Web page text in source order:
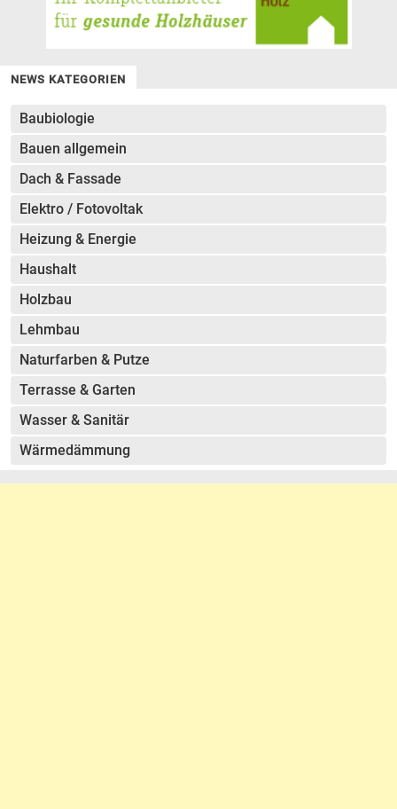
NEWS KATEGORIEN
Baubiologie
Bauen allgemein
Dach & Fassade
Elektro / Fotovoltak
Heizung & Energie
Haushalt
Holzbau
Lehmbau
Naturfarben & Putze
Terrasse & Garten
Wasser & Sanitär
Wärmedämmung